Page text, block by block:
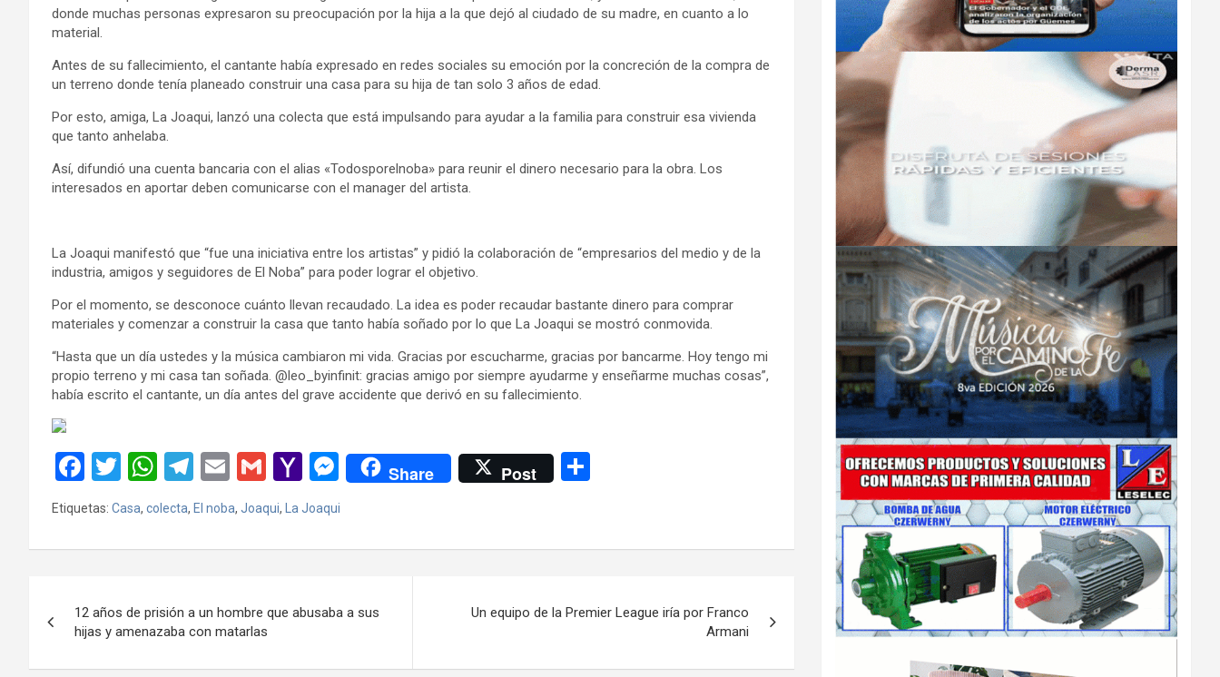
donde muchas personas expresaron su preocupación por la hija a la que dejó al ciudado de su madre, en cuanto a lo
material.
Antes de su fallecimiento, el cantante había expresado en redes sociales su emoción por la concreción de la compra de
un terreno donde tenía planeado construir una casa para su hija de tan solo 3 años de edad.
Por esto, amiga, La Joaqui, lanzó una colecta que está impulsando para ayudar a la familia para construir esa vivienda
que tanto anhelaba.
Así, difundió una cuenta bancaria con el alias «Todosporelnoba» para reunir el dinero necesario para la obra. Los
interesados en aportar deben comunicarse con el manager del artista.
La Joaqui manifestó que “fue una iniciativa entre los artistas” y pidió la colaboración de “empresarios del medio y de la
industria, amigos y seguidores de El Noba” para poder lograr el objetivo.
Por el momento, se desconoce cuánto llevan recaudado. La idea es poder recaudar bastante dinero para comprar
materiales y comenzar a construir la casa que tanto había soñado por lo que La Joaqui se mostró conmovida.
“Hasta que un día ustedes y la música cambiaron mi vida. Gracias por escucharme, gracias por bancarme. Hoy tengo mi
propio terreno y mi casa tan soñada. @leo_byinfinit: gracias amigo por siempre ayudarme y enseñarme muchas cosas”,
había escrito el cantante, un día antes del grave accidente que derivó en su fallecimiento.
F
a
ce
b
o
k
T
tt
er
W
h
at
s
p
p
T
el
e
gr
m
E
m
ail
G
m
ail
Y
a
h
o
M
M
es
se
n
er
Share Post
p
tir
Etiquetas: Casa, colecta, El noba, Joaqui, La Joaqui
de
entradas
12 años de prisión a un hombre que abusaba a sus
hijas y amenazaba con matarlas
Un equipo de la Premier League iría por Franco
Armani